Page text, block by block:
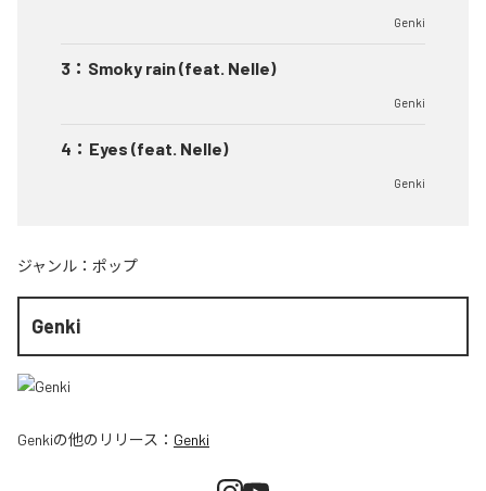
Genki
3 ： Smoky rain (feat. Nelle)
Genki
4 ： Eyes (feat. Nelle)
Genki
ジャンル： ポップ
Genki
Genkiの他のリリース： Genki